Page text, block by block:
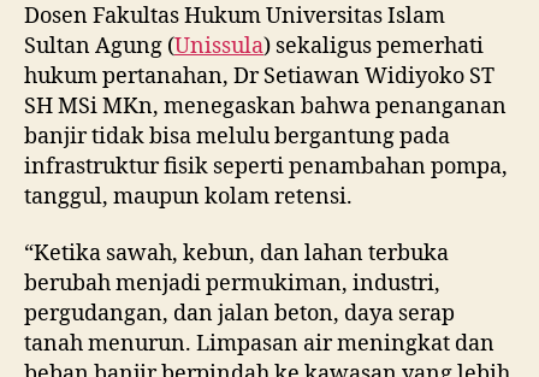
Dosen Fakultas Hukum Universitas Islam
Sultan Agung (Unissula) sekaligus pemerhati
hukum pertanahan, Dr Setiawan Widiyoko ST
SH MSi MKn, menegaskan bahwa penanganan
banjir tidak bisa melulu bergantung pada
infrastruktur fisik seperti penambahan pompa,
tanggul, maupun kolam retensi.
“Ketika sawah, kebun, dan lahan terbuka
berubah menjadi permukiman, industri,
pergudangan, dan jalan beton, daya serap
tanah menurun. Limpasan air meningkat dan